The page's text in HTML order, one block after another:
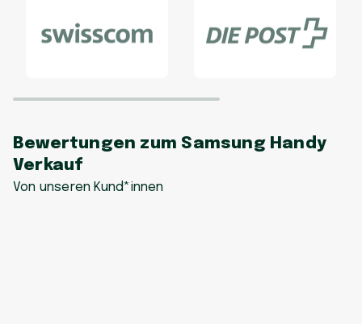
Bewertungen zum Samsung Handy
Verkauf
Von unseren Kund*innen